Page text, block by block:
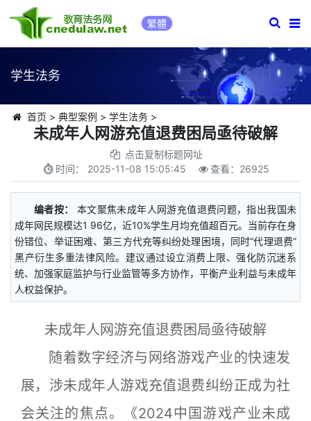
繁體
学生法务
首页 > 典型案例 > 学生法务>
未成年人网游充值退费困局亟待破解
点击复制标题网址
时间： 2025-11-08 15:05:45 查看： 26925
编者按：
本文聚焦未成年人网游充值退费问题，指出我国未
成年网民规模达1 96亿，近10%学生月均充值超百元。当前存在身
份错位、举证困难、第三方代充等纠纷处理困境，同时“代理退费”
黑产衍生多重法律风险。建议通过设立消费上限、强化防沉迷系
统、加强家庭监护与行业监管等多方协作，平衡产业利益与未成年
人权益保护。
未成年人网游充值退费困局亟待破解
随着数字经济与网络游戏产业的快速发
展，涉未成年人游戏充值退费纠纷正成为社
会关注的焦点。《2024中国游戏产业未成